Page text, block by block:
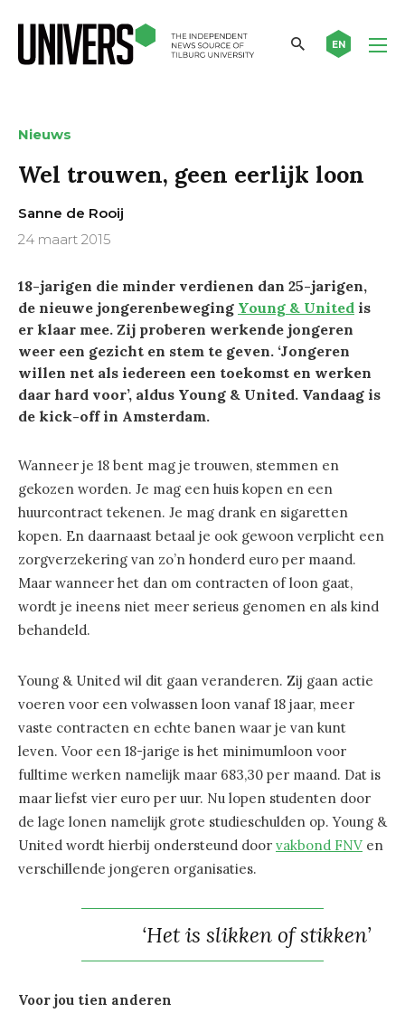
EN
Nieuws
Wel trouwen, geen eerlijk loon
Sanne de Rooij
24 maart 2015
18-jarigen die minder verdienen dan 25-jarigen,
de nieuwe jongerenbeweging Young & United is
er klaar mee. Zij proberen werkende jongeren
weer een gezicht en stem te geven. ‘Jongeren
willen net als iedereen een toekomst en werken
daar hard voor’, aldus Young & United. Vandaag is
de kick-off in Amsterdam.
Wanneer je 18 bent mag je trouwen, stemmen en
gekozen worden. Je mag een huis kopen en een
huurcontract tekenen. Je mag drank en sigaretten
kopen. En daarnaast betaal je ook gewoon verplicht een
zorgverzekering van zo’n honderd euro per maand.
Maar wanneer het dan om contracten of loon gaat,
wordt je ineens niet meer serieus genomen en als kind
behandeld.
Young & United wil dit gaan veranderen. Zij gaan actie
voeren voor een volwassen loon vanaf 18 jaar, meer
vaste contracten en echte banen waar je van kunt
leven. Voor een 18-jarige is het minimumloon voor
fulltime werken namelijk maar 683,30 per maand. Dat is
maar liefst vier euro per uur. Nu lopen studenten door
de lage lonen namelijk grote studieschulden op. Young &
United wordt hierbij ondersteund door vakbond FNV en
verschillende jongeren organisaties.
‘Het is slikken of stikken’
Voor jou tien anderen